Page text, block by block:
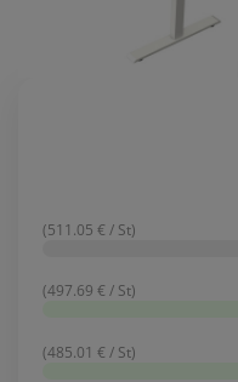
(511.05 € / St)
(497.69 € / St)
(485.01 € / St)